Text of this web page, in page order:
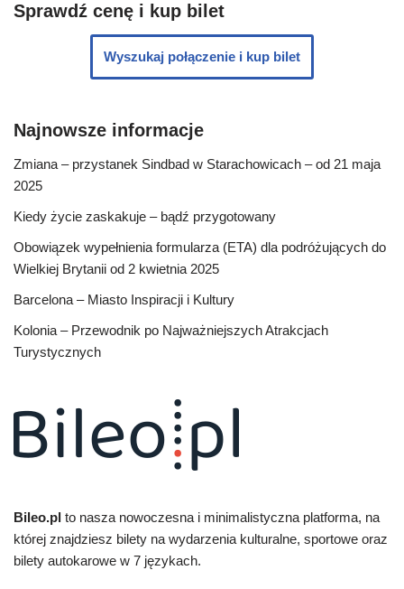
Sprawdź cenę i kup bilet
Wyszukaj połączenie i kup bilet
Najnowsze informacje
Zmiana – przystanek Sindbad w Starachowicach – od 21 maja
2025
Kiedy życie zaskakuje – bądź przygotowany
Obowiązek wypełnienia formularza (ETA) dla podróżujących do
Wielkiej Brytanii od 2 kwietnia 2025
Barcelona – Miasto Inspiracji i Kultury
Kolonia – Przewodnik po Najważniejszych Atrakcjach
Turystycznych
Bileo.pl to nasza nowoczesna i minimalistyczna platforma, na
której znajdziesz bilety na wydarzenia kulturalne, sportowe oraz
bilety autokarowe w 7 językach.